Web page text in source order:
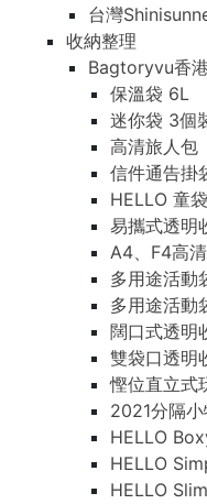
台灣
收納整理
Bagtoryvu香
保溫袋 6L
迷你袋 3個
高清旅人包
信件通告掛
HELLO 童
易攜式透明
A4、F4高
多用途活動
多用途活動
闊口式透明
雙袋口透明
慳位直立式
2021分隔
HELLO
HELLO
HELLO